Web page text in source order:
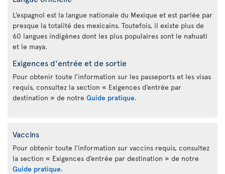
L’espagnol est la langue nationale du Mexique et est parlée par
presque la totalité des mexicains. Toutefois, il existe plus de
60 langues indigènes dont les plus populaires sont le nahuatl
et le maya.
Exigences d'entrée et de sortie
Pour obtenir toute l’information sur les passeports et les visas
requis, consultez la section « Exigences d’entrée par
destination » de notre Guide pratique.
Vaccins
Pour obtenir toute l’information sur vaccins requis, consultez
la section « Exigences d’entrée par destination » de notre
Guide pratique.